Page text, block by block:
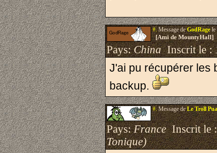
#.Message deGodRagele
[Ami de MountyHall]
Pays:ChinaInscrit le :
J'ai pu récupérer les
backup.
#.Message deLe Troll
Pays:FranceInscrit le
Tonique)